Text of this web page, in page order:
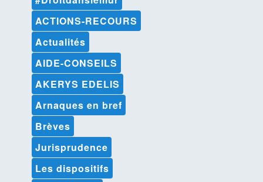
c
hACTIONS-RECOURS
Actualités
AIDE-CONSEILS
AKERYS EDELIS
Arnaques en bref
Brèves
Jurisprudence
Les dispositifs